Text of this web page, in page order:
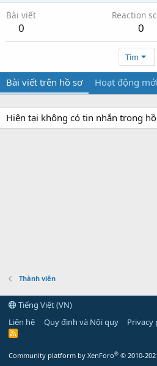
Bài viết
0
Reaction
0
Tìm
Bài viết trên hồ sơ Hoạt động
Hiện tại không có tin nhắn trong
Thành viên
Tiếng Việt (VN)
Liên hệ
Quy định và Nội quy Privacy
R
Community platform by XenForo® © 2010-